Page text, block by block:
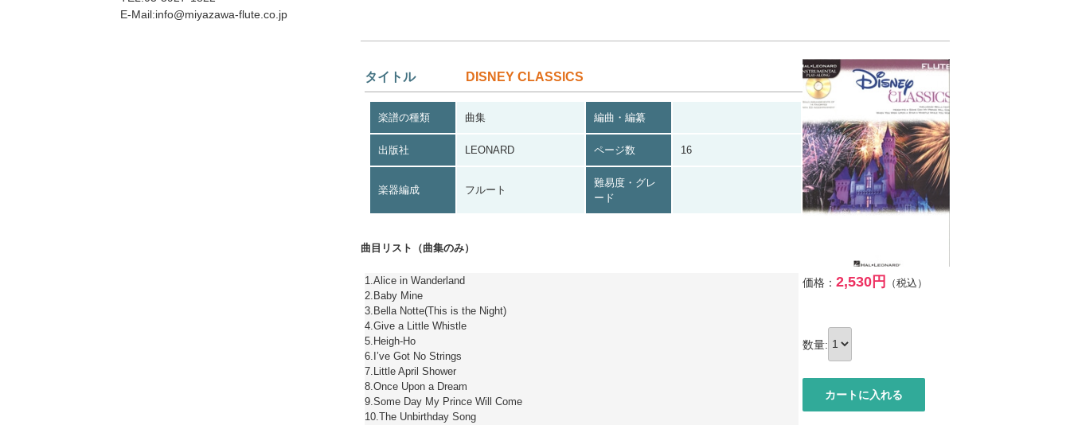
タイトル DISNEY CLASSICS
楽譜の種類 曲集 編曲・編纂
出版社 LEONARD ページ数 16
楽器編成 フルート
難易度・グレ
ード
曲目リスト（曲集のみ）
1.Alice in Wanderland
2.Baby Mine
3.Bella Notte(This is the Night)
4.Give a Little Whistle
5.Heigh-Ho
6.I’ve Got No Strings
7.Little April Shower
8.Once Upon a Dream
9.Some Day My Prince Will Come
10.The Unbirthday Song
価格：2,530円 （税込）
数量:
E-Mail:info@miyazawa-flute.co.jp